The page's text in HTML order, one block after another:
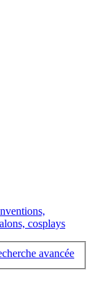
cosplays
avancée